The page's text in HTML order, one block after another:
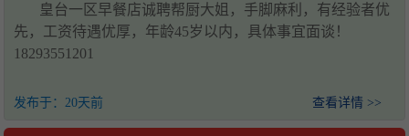
皇台一区早餐店诚聘帮厨大姐，手脚麻利，有经验者优
先，工资待遇优厚，年龄45岁以内，具体事宜面谈！
18293551201
发布于： 20天前 查看详情 >>